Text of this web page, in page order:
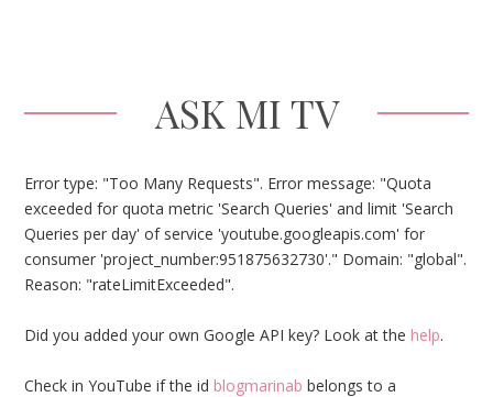
ASK MI TV
Error type: "Too Many Requests". Error message: "Quota
exceeded for quota metric 'Search Queries' and limit 'Search
Queries per day' of service 'youtube.googleapis.com' for
consumer 'project_number:951875632730'." Domain: "global".
Reason: "rateLimitExceeded".
Did you added your own Google API key? Look at the help.
Check in YouTube if the id blogmarinab belongs to a